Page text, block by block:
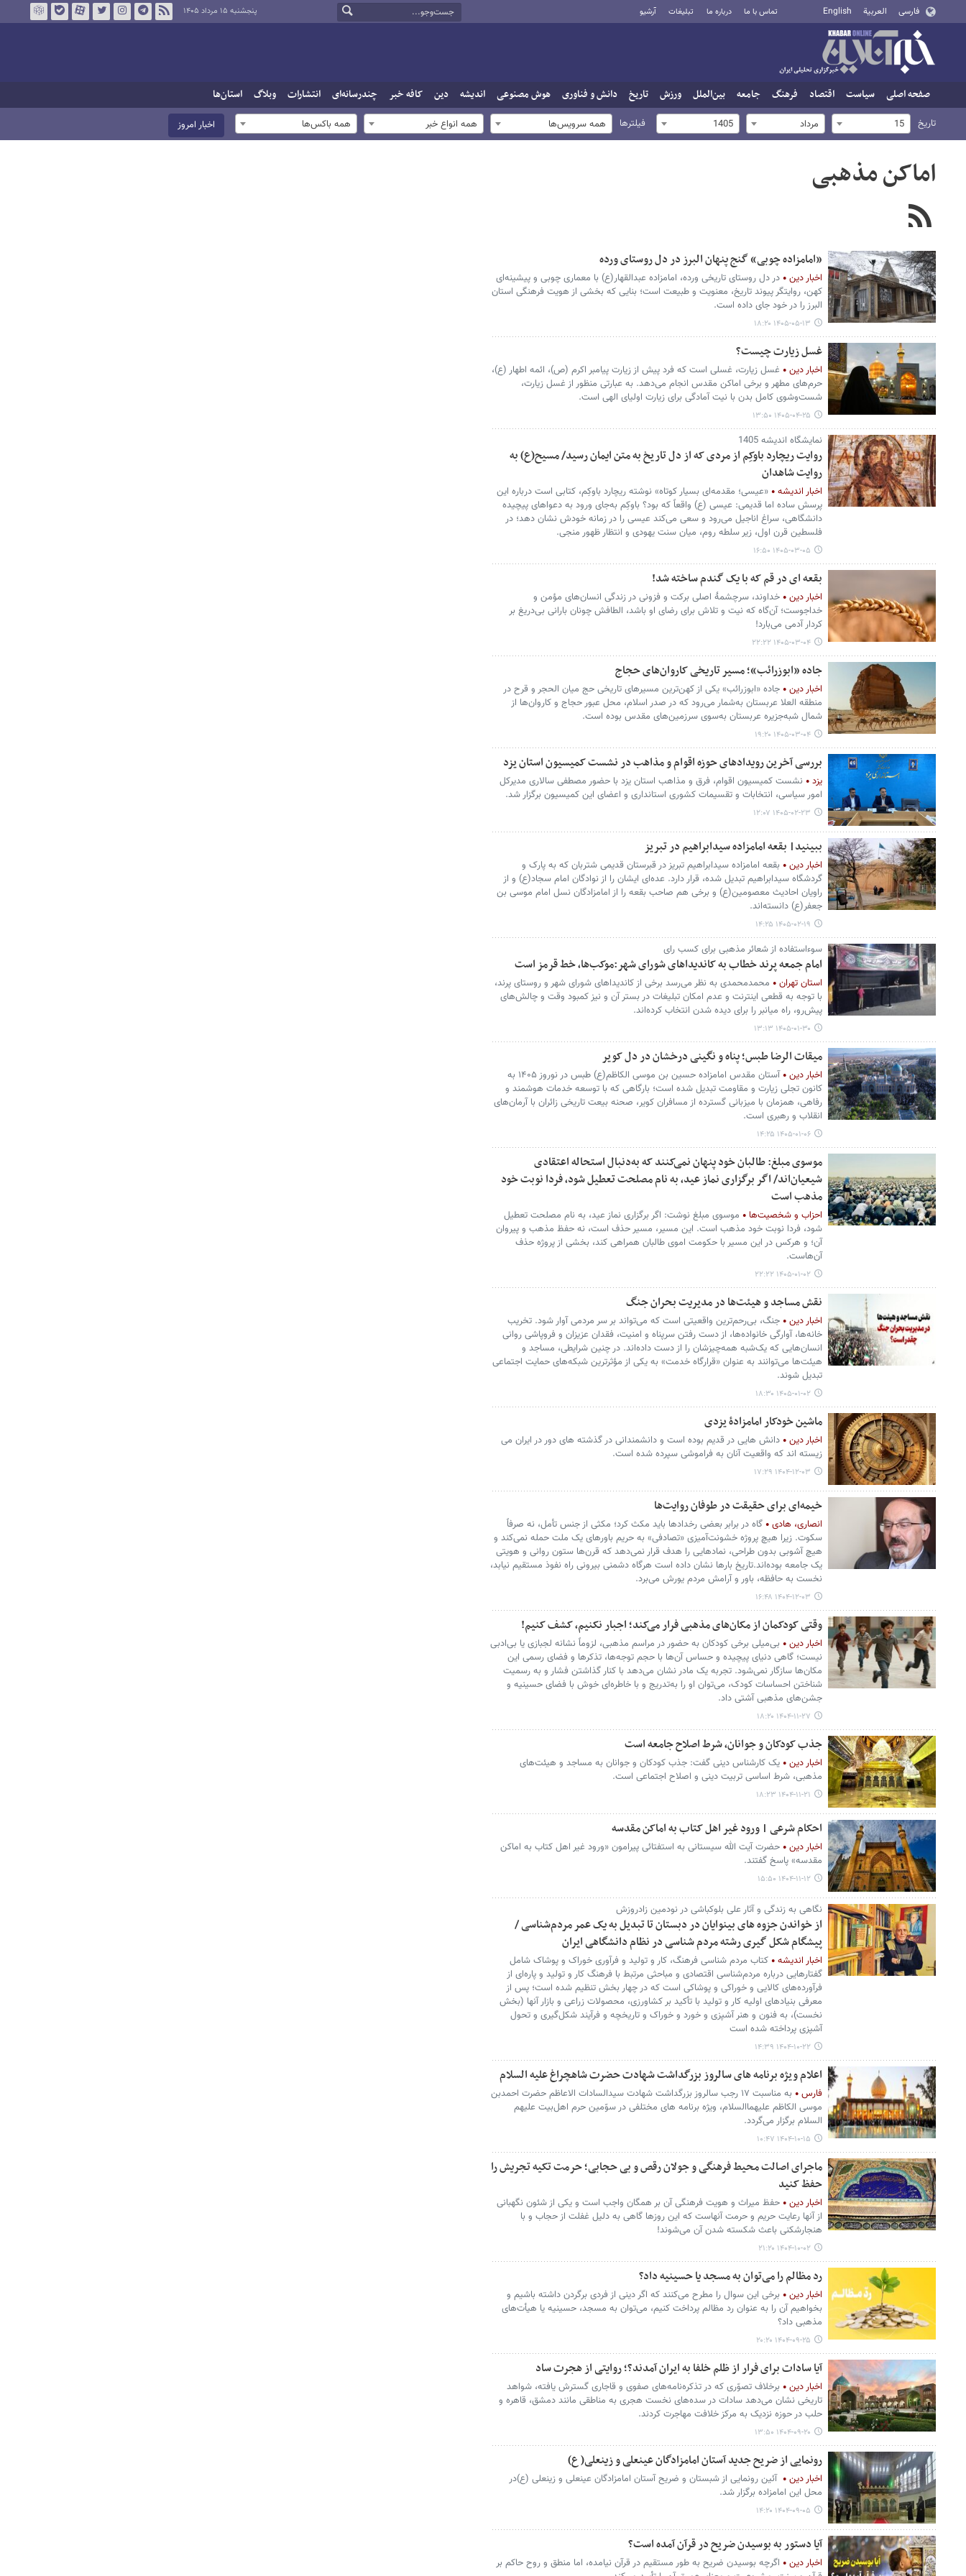
فارسی العربية English تماس با ما درباره ما تبلیغات آرشیو پنجشنبه ۱۵ مرداد ۱۴۰۵
صفحه اصلی سیاست اقتصاد فرهنگ جامعه بین‌الملل ورزش تاریخ دانش و فناوری هوش مصنوعی اندیشه دین کافه خبر چندرسانه‌ای انتشارات وبلاگ استان‌ها
تاریخ 15 مرداد 1405 فیلترها همه سرویس‌ها همه انواع خبر همه باکس‌ها اخبار امروز
اماکن مذهبی
«امامزاده چوبی» گنج پنهان البرز در دل روستای ورده
اخبار دین
در دل روستای تاریخی ورده، امامزاده عبدالقهار(ع) با معماری چوبی و پیشینه‌ای
کهن، روایتگر پیوند تاریخ، معنویت و طبیعت است؛ بنایی که بخشی از هویت فرهنگی استان
البرز را در خود جای داده است.
۱۴۰۵-۰۵-۱۳ ۱۸:۲۰
غسل زیارت چیست؟
اخبار دین
غسل زیارت، غسلی است که فرد پیش از زیارت پیامبر اکرم (ص)، ائمه اطهار (ع)،
حرم‌های مطهر و برخی اماکن مقدس انجام می‌دهد. به عبارتی منظور از غسل زیارت،
شست‌وشوی کامل بدن با نیت آمادگی برای زیارت اولیای الهی است.
۱۴۰۵-۰۴-۲۵ ۱۳:۵۰
نمایشگاه اندیشه 1405
روایت ریچارد باوکِم از مردی که از دل تاریخ به متن ایمان رسید/ مسیح(ع)‌ به
روایت شاهدان
اخبار اندیشه
«عیسی؛ مقدمه‌ای بسیار کوتاه» نوشته ریچارد باوکِم، کتابی است درباره این
پرسش ساده اما قدیمی: عیسی (ع) واقعاً که بود؟ باوکِم به‌جای ورود به دعواهای پیچیده
دانشگاهی، سراغ اناجیل می‌رود و سعی می‌کند عیسی را در زمانه خودش نشان دهد؛ در
فلسطین قرن اول، زیر سلطه روم، میان سنت یهودی و انتظار ظهور منجی.
۱۴۰۵-۰۳-۰۵ ۱۶:۵۰
بقعه ای در قم که با یک گندم ساخته شد!
اخبار دین
خداوند، سرچشمۀ اصلی برکت و فزونی در زندگی انسان‌های مؤمن و
خداجوست؛ آن‌گاه که نیت و تلاش برای رضای او باشد، الطافش چونان بارانی بی‌دریغ بر
کردار آدمی می‌بارد!
۱۴۰۵-۰۳-۰۴ ۲۲:۲۲
جاده «ابوزرائب»؛ مسیر تاریخی کاروان‌های حجاج
اخبار دین
جاده «ابوزرائب» یکی از کهن‌ترین مسیرهای تاریخی حج میان الحجر و قرح در
منطقه العلا عربستان به‌شمار می‌رود که در صدر اسلام، محل عبور حجاج و کاروان‌ها از
شمال شبه‌جزیره عربستان به‌سوی سرزمین‌های مقدس بوده است.
۱۴۰۵-۰۳-۰۴ ۱۹:۲۰
بررسی آخرین رویدادهای حوزه اقوام و مذاهب در نشست کمیسیون استان یزد
یزد
نشست کمیسیون اقوام، فرق و مذاهب استان یزد با حضور مصطفی سالاری مدیرکل
امور سیاسی، انتخابات و تقسیمات کشوری استانداری و اعضای این کمیسیون برگزار شد.
۱۴۰۵-۰۲-۲۳ ۱۲:۰۷
ببینید| بقعه امامزاده سیدابراهیم در تبریز
اخبار دین
بقعه امامزاده سیدابراهیم تبریز در قبرستان قدیمی شتربان که به پارک و
گردشگاه سیدابراهیم تبدیل شده، قرار دارد. عده‌ای ایشان را از نوادگان امام سجاد(ع) و از
راویان احادیث معصومین‌(ع) و برخی هم صاحب بقعه را از امامزادگان نسل امام موسی بن
جعفر(ع) دانسته‌اند.
۱۴۰۵-۰۲-۱۹ ۱۴:۲۵
سوءاستفاده از شعائر مذهبی برای کسب رای
امام جمعه پرند خطاب به کاندیداهای شورای شهر:موکب‌ها، خط قرمز است
استان تهران
محمدمحمدی به نظر می‌رسد برخی از کاندیداهای شورای شهر و روستای پرند،
با توجه به قطعی اینترنت و عدم امکان تبلیغات در بستر آن و نیز کمبود وقت و چالش‌های
پیش‌رو، راه میانبر را برای دیده شدن انتخاب کرده‌اند.
۱۴۰۵-۰۱-۳۰ ۱۳:۱۳
میقات الرضا طبس؛ پناه و نگینی درخشان در دل کویر
اخبار دین
آستان مقدس امامزاده حسین بن موسی الکاظم(ع) طبس در نوروز ۱۴۰۵ به
کانون تجلی زیارت و مقاومت تبدیل شده است؛ بارگاهی که با توسعه خدمات هوشمند و
رفاهی، همزمان با میزبانی گسترده از مسافران کویر، صحنه بیعت تاریخی زائران با آرمان‌های
انقلاب و رهبری است.
۱۴۰۵-۰۱-۰۶ ۱۴:۲۵
موسوی مبلغ: طالبان خود پنهان نمی‌کنند که به‌دنبال استحاله اعتقادی
شیعیان‌اند/ اگر برگزاری نماز عید، به نام مصلحت تعطیل شود، فردا نوبت خود
مذهب است
احزاب و شخصیت‌ها
موسوی مبلغ نوشت: اگر برگزاری نماز عید، به نام مصلحت تعطیل
شود، فردا نوبت خود مذهب است. این مسیر، مسیر حذف است، نه حفظ مذهب و پیروان
آن؛ و هرکس در این مسیر با حکومت اموی طالبان همراهی کند، بخشی از پروژه حذف
آن‌هاست.
۱۴۰۵-۰۱-۰۲ ۲۲:۲۲
نقش مساجد و هیئت‌ها در مدیریت بحران جنگ
اخبار دین
جنگ، بی‌رحم‌ترین واقعیتی است که می‌تواند بر سر مردمی آوار شود. تخریب
خانه‌ها، آوارگی خانواده‌ها، از دست رفتن سرپناه و امنیت، فقدان عزیزان و فروپاشی روانی
انسان‌هایی که یک‌شبه همه‌چیزشان را از دست داده‌اند. در چنین شرایطی، مساجد و
هیئت‌ها می‌توانند به عنوان «قرارگاه خدمت» به یکی از مؤثرترین شبکه‌های حمایت اجتماعی
تبدیل شوند.
۱۴۰۵-۰۱-۰۲ ۱۸:۳۰
ماشین خودکار امامزادۀ یزدی
اخبار دین
دانش هایی در قدیم بوده است و دانشمندانی در گذشته های دور در ایران می
زیسته اند که واقعیت آنان به فراموشی سپرده شده است.
۱۴۰۴-۱۲-۰۳ ۱۷:۲۹
خیمه‌ای برای حقیقت در طوفان روایت‌ها
انصاری، هادی
گاه در برابر بعضی رخدادها باید مکث کرد؛ مکثی از جنس تأمل، نه صرفاً
سکوت. زیرا هیچ پروژه خشونت‌آمیزی «تصادفی» به حریم باورهای یک ملت حمله نمی‌کند و
هیچ آشوبی بدون طراحی، نمادهایی را هدف قرار نمی‌دهد که قرن‌ها ستون روانی و هویتی
یک جامعه بوده‌اند.تاریخ بارها نشان داده است هرگاه دشمنی بیرونی راه نفوذ مستقیم نیابد،
نخست به حافظه، باور و آرامش مردم یورش می‌برد.
۱۴۰۴-۱۲-۰۳ ۱۶:۴۸
وقتی کودکمان از مکان‌های مذهبی فرار می‌کند؛ اجبار نکنیم، کشف کنیم!
اخبار دین
بی‌میلی برخی کودکان به حضور در مراسم مذهبی، لزوماً نشانه لجبازی یا بی‌ادبی
نیست؛ گاهی دنیای پیچیده و حساس آن‌ها با حجم توجه‌ها، تذکرها و فضای رسمی این
مکان‌ها سازگار نمی‌شود. تجربه یک مادر نشان می‌دهد با کنار گذاشتن فشار و به رسمیت
شناختن احساسات کودک، می‌توان او را به‌تدریج و با خاطره‌ای خوش با فضای حسینیه و
جشن‌های مذهبی آشتی داد.
۱۴۰۴-۱۱-۲۷ ۱۸:۲۰
جذب کودکان و جوانان، شرط اصلاح جامعه است
اخبار دین
یک کارشناس دینی گفت: جذب کودکان و جوانان به مساجد و هیئت‌های
مذهبی، شرط اساسی تربیت دینی و اصلاح اجتماعی است.
۱۴۰۴-۱۱-۲۱ ۱۸:۲۳
احکام شرعی | ورود غیر اهل کتاب به اماکن مقدسه
اخبار دین
حضرت آیت الله سیستانی به استفتائی پیرامون «ورود غیر اهل کتاب به اماکن
مقدسه» پاسخ گفتند.
۱۴۰۴-۱۱-۱۲ ۱۵:۵۰
نگاهی به زندگی و آثار علی بلوکباشی در نودمین زادروزش
از خواندن جزوه های بینوایان در دبستان تا تبدیل به یک عمر مردم‌شناسی /
پیشگام شکل گیری رشته مردم شناسی در نظام دانشگاهی ایران
اخبار اندیشه
کتاب مردم شناسی فرهنگ، کار و تولید و فرآوری خوراک و پوشاک شامل
گفتارهایی درباره‌ مردم‌شناسی اقتصادی و مباحثی مرتبط با فرهنگ کار و تولید و پاره‌ای از
فرآورده‌های کالایی و خوراکی و پوشاکی است که در چهار بخش تنظیم شده است؛ پس از
معرفی بنیادهای اولیه کار و تولید با تأکید بر کشاورزی، محصولات زراعی و بازار آنها (بخش
نخست)، به فنون و هنر آشپزی و خورد و خوراک و تاریخچه و فرآیند شکل‌گیری و تحول
آشپزی پرداخته شده است
۱۴۰۴-۱۰-۲۲ ۱۴:۳۹
اعلام ویژه برنامه های سالروز بزرگداشت شهادت حضرت شاهچراغ علیه السلام
فارس
به مناسبت ۱۷ رجب سالروز بزرگداشت شهادت سیدالسادات الاعاظم حضرت احمدبن
موسی الکاظم علیهماالسلام، ویژه برنامه های مختلفی در سوّمین حرم اهل‌بیت علیهم
السلام برگزار می‌گردد.
۱۴۰۴-۱۰-۱۵ ۱۰:۴۷
ماجرای اصالت محیط فرهنگی و جولان رقص و بی حجابی؛ حرمت تکیه‌ تجریش را
حفظ کنید
اخبار دین
حفظ میراث و هویت فرهنگی آن بر همگان واجب است و یکی از شئون نگهبانی
از آنها رعایت حریم و حرمت آنهاست که این روزها گاهی به دلیل غفلت از حجاب و با
هنجارشکنی باعث شکسته شدن آن می‌شوند!
۱۴۰۴-۱۰-۰۲ ۲۱:۲۰
رد مظالم را می‌توان به مسجد یا حسینیه داد؟
اخبار دین
برخی این سوال را مطرح می‌کنند که اگر دینی از فردی برگردن داشته باشیم و
بخواهیم آن را به عنوان رد مظالم پرداخت کنیم، می‌توان به مسجد، حسینیه یا هیأت‌های
مذهبی داد؟
۱۴۰۴-۰۹-۲۵ ۲۰:۲۰
آیا سادات برای فرار از ظلم خلفا به ایران آمدند؟؛ روایتی از هجرت ساد
اخبار دین
برخلاف تصوّری که در تذکره‌نامه‌های صفوی و قاجاری گسترش یافته، شواهد
تاریخی نشان می‌دهد سادات در سده‌های نخست هجری به مناطقی مانند دمشق، قاهره و
حلب در حوزه نزدیک به مرکز خلافت مهاجرت کردند.
۱۴۰۴-۰۹-۲۰ ۱۳:۵۰
رونمایی از ضریح جدید آستان امامزادگان عینعلی و زینعلی( ع)
اخبار دین
آئین رونمایی از شبستان و ضریح آستان امامزادگان عینعلی و زینعلی (ع)در
محل این امامزاده برگزار شد.
۱۴۰۴-۰۹-۰۵ ۱۴:۲۰
آیا دستور به بوسیدن ضریح در قرآن آمده است؟
اخبار دین
اگرچه بوسیدن ضریح به طور مستقیم در قرآن نیامده، اما منطق و روح حاکم بر